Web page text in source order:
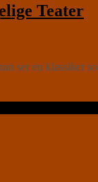
Teater
ser en